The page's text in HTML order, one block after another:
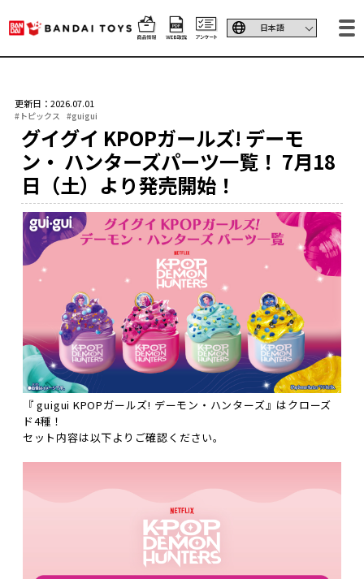
更新日：2026.07.01
#トピックス #guigui
グイグイ KPOPガールズ! デーモ
ン・ ハンターズパーツ一覧！ 7月18
日（土）より発売開始！
『 guigui KPOPガールズ! デーモン・ハンターズ』はクローズ
ド4種！
セット内容は以下よりご確認ください。